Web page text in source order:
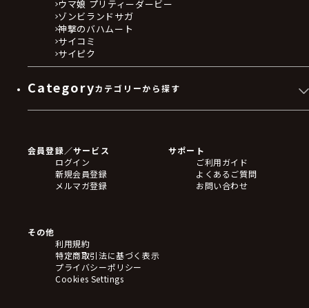
ウマ娘 プリティーダービー
ゾンビランドサガ
神撃のバハムート
サイコミ
サイピク
Categoryカテゴリーから探す
フィギュア
アクリルスタンド
バッジ
キーホルダー・ストラップ
ステッカー・シール・カード
タペストリー・ポスター
アームサポーター
ブレードホルダー
会員登録／サービス
ログイン
新規会員登録
メルマガ登録
サポート
ご利用ガイド
よくあるご質問
お問い合わせ
その他
利用規約
特定商取引法に基づく表示
プライバシーポリシー
Cookies Settings